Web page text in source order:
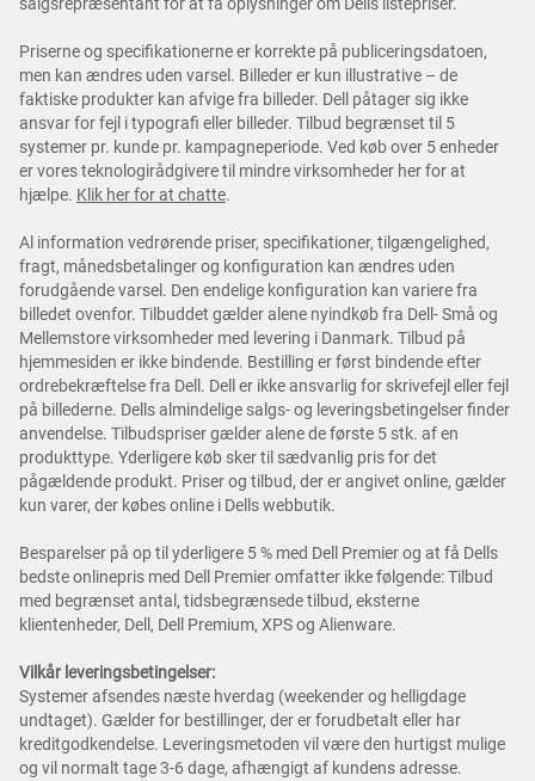
Priserne og specifikationerne er korrekte på publiceringsdatoen,
men kan ændres uden varsel. Billeder er kun illustrative – de
faktiske produkter kan afvige fra billeder. Dell påtager sig ikke
ansvar for fejl i typografi eller billeder. Tilbud begrænset til 5
systemer pr. kunde pr. kampagneperiode. Ved køb over 5 enheder
er vores teknologirådgivere til mindre virksomheder her for at
hjælpe. Klik her for at chatte.
Al information vedrørende priser, specifikationer, tilgængelighed,
fragt, månedsbetalinger og konfiguration kan ændres uden
forudgående varsel. Den endelige konfiguration kan variere fra
billedet ovenfor. Tilbuddet gælder alene nyindkøb fra Dell- Små og
Mellemstore virksomheder med levering i Danmark. Tilbud på
hjemmesiden er ikke bindende. Bestilling er først bindende efter
ordrebekræftelse fra Dell. Dell er ikke ansvarlig for skrivefejl eller fejl
på billederne. Dells almindelige salgs- og leveringsbetingelser finder
anvendelse. Tilbudspriser gælder alene de første 5 stk. af en
produkttype. Yderligere køb sker til sædvanlig pris for det
pågældende produkt. Priser og tilbud, der er angivet online, gælder
kun varer, der købes online i Dells webbutik.
Besparelser på op til yderligere 5 % med Dell Premier og at få Dells
bedste onlinepris med Dell Premier omfatter ikke følgende: Tilbud
med begrænset antal, tidsbegrænsede tilbud, eksterne
klientenheder, Dell, Dell Premium, XPS og Alienware.
Vilkår leveringsbetingelser:
Systemer afsendes næste hverdag (weekender og helligdage
undtaget). Gælder for bestillinger, der er forudbetalt eller har
kreditgodkendelse. Leveringsmetoden vil være den hurtigst mulige
og vil normalt tage 3-6 dage, afhængigt af kundens adresse.